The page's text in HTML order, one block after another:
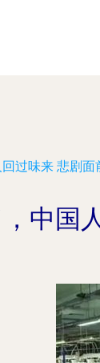
过味来 悲剧面
中国